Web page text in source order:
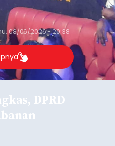
08/06/2026 - 20:38
DPRD